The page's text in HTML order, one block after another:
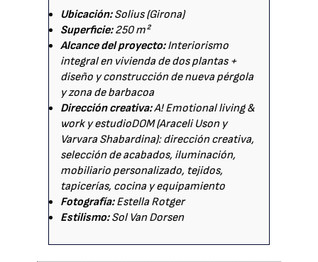
Ubicación:Solius (Girona)
Superficie:250 m²
Alcance del proyecto:Interiorismo
integral en vivienda de dos plantas +
diseño y construcción de nueva pérgola
y zona de barbacoa
Dirección creativa:A! Emotional living &
work y estudioDOM (Araceli Uson y
Varvara Shabardina): dirección creativa,
selección de acabados, iluminación,
mobiliario personalizado, tejidos,
tapicerías, cocina y equipamiento
Fotografía:Estella Rotger
Estilismo:Sol Van Dorsen